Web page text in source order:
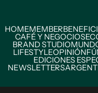
HOMEMEMBER
CAFÉ Y NEGOCIOS
BRAND STUDIO
LIFESTYLEOPINIÓN
EDICIONES
NEWSLETTERS